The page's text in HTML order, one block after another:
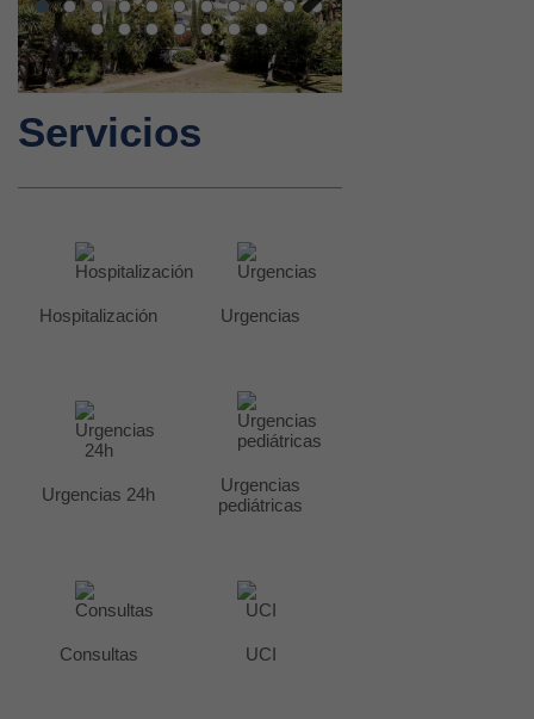
Next
Servicios
Hospitalización Urgencias
Urgencias 24h
Urgencias
pediátricas
Consultas UCI